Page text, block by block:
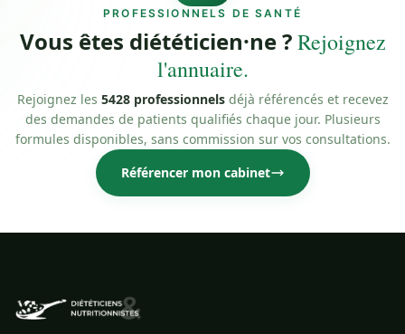
PROFESSIONNELS DE SANTÉ
Vous êtes diététicien·ne ?Rejoignez
l'annuaire.
Rejoignez les 5428 professionnelsdéjà référencés et recevez
des demandes de patients qualifiés chaque jour. Plusieurs
formules disponibles, sans commission sur vos consultations.
Référencer mon cabinet